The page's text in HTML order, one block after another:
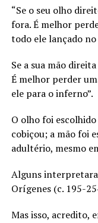
“Se o seu olho
fora. É melhor
todo ele lançado
Se a sua mão
É melhor perder
ele para o inferno”.
O olho foi
cobiçou; a mão foi
adultério, mesmo
Alguns
Orígenes (c. 195-
Mas isso, acredito,